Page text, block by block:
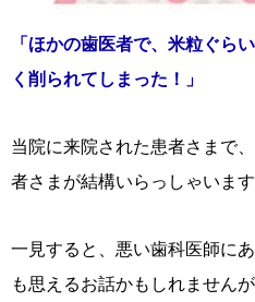
「ほかの歯医者で、米粒ぐら
く削られてしまった！」
当院に来院された患者さまで
者さまが結構いらっしゃいます
一見すると、悪い歯科医師に
も思えるお話かもしれませんが